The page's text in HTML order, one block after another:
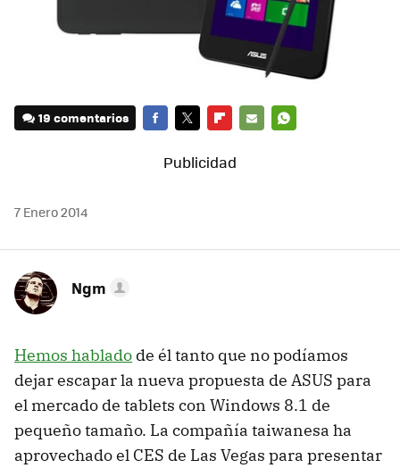
19 comentarios
7 Enero 2014
Ngm
Hemos hablado de él tanto que no podíamos
dejar escapar la nueva propuesta de ASUS para
el mercado de tablets con Windows 8.1 de
pequeño tamaño. La compañía taiwanesa ha
aprovechado el CES de Las Vegas para presentar